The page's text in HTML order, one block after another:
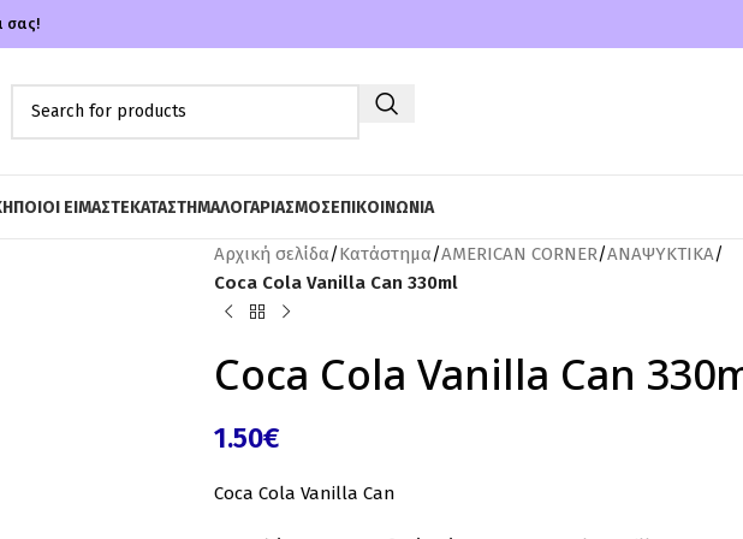
σας!
ΠΟΙΟΙ ΕΙΜΑΣΤΕΚΑΤΑΣΤΗΜΑΛΟΓΑΡΙΑΣΜΟΣΕΠΙΚΟΙΝΩΝΙΑ
Αρχική σελίδα/Κατάστημα/AMERICAN CORNER/ΑΝΑΨΥΚΤΙΚΑ/
Coca Cola Vanilla Can 330ml
Coca Cola Vanilla Can
1.50€
Coca Cola Vanilla Can